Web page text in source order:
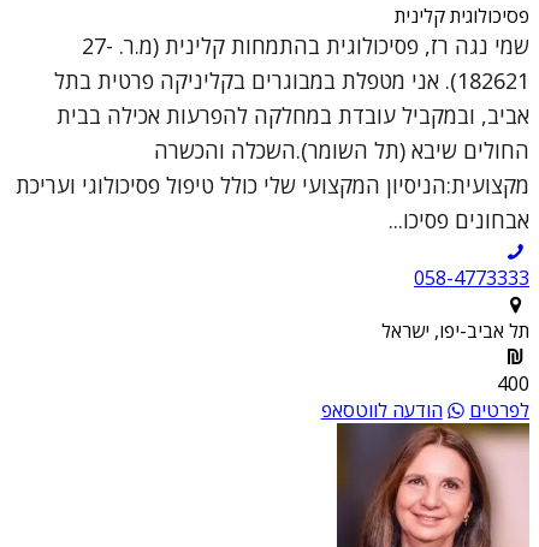
פסיכולוגית קלינית
שמי נגה רז, פסיכולוגית בהתמחות קלינית (מ.ר. 27-
182621). אני מטפלת במבוגרים בקליניקה פרטית בתל
אביב, ובמקביל עובדת במחלקה להפרעות אכילה בבית
החולים שיבא (תל השומר).השכלה והכשרה
מקצועית:הניסיון המקצועי שלי כולל טיפול פסיכולוגי ועריכת
אבחונים פסיכו...
058-4773333
תל אביב-יפו, ישראל
400
לפרטים
הודעה לווטסאפ